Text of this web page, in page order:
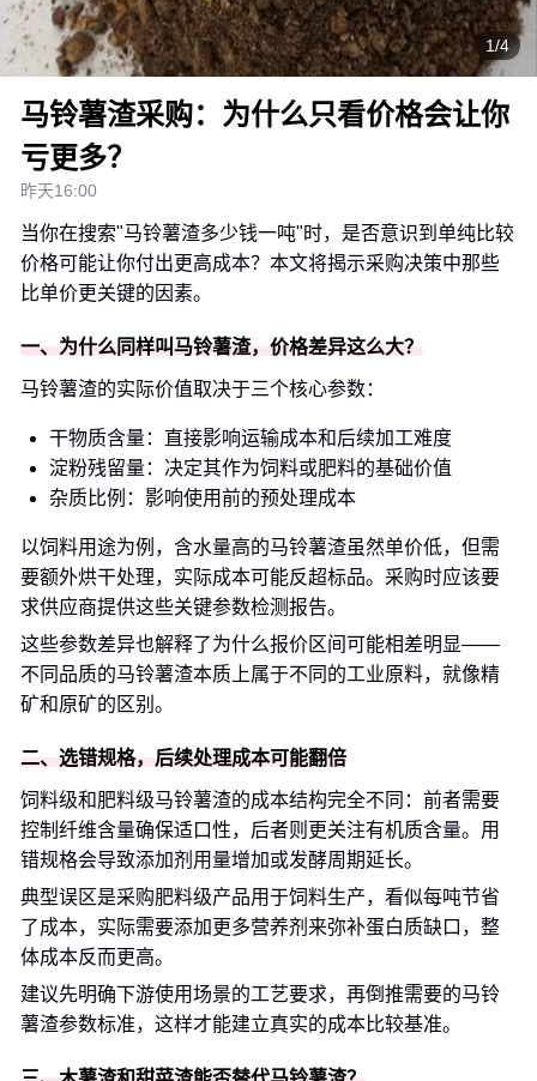
1/4
马铃薯渣采购：为什么只看价格会让你
亏更多？
昨天16:00
当你在搜索"马铃薯渣多少钱一吨"时，是否意识到单纯比较
价格可能让你付出更高成本？本文将揭示采购决策中那些
比单价更关键的因素。
一、为什么同样叫马铃薯渣，价格差异这么大？
马铃薯渣的实际价值取决于三个核心参数：
干物质含量：直接影响运输成本和后续加工难度
淀粉残留量：决定其作为饲料或肥料的基础价值
杂质比例：影响使用前的预处理成本
以饲料用途为例，含水量高的马铃薯渣虽然单价低，但需
要额外烘干处理，实际成本可能反超标品。采购时应该要
求供应商提供这些关键参数检测报告。
这些参数差异也解释了为什么报价区间可能相差明显——
不同品质的马铃薯渣本质上属于不同的工业原料，就像精
矿和原矿的区别。
二、选错规格，后续处理成本可能翻倍
饲料级和肥料级马铃薯渣的成本结构完全不同：前者需要
控制纤维含量确保适口性，后者则更关注有机质含量。用
错规格会导致添加剂用量增加或发酵周期延长。
典型误区是采购肥料级产品用于饲料生产，看似每吨节省
了成本，实际需要添加更多营养剂来弥补蛋白质缺口，整
体成本反而更高。
建议先明确下游使用场景的工艺要求，再倒推需要的马铃
薯渣参数标准，这样才能建立真实的成本比较基准。